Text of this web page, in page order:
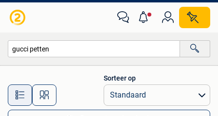
Alle afstanden…
Sorteer op